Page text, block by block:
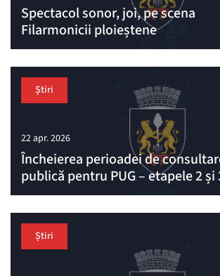
Spectacol sonor, joi, pe scena
Filarmonicii ploieștene
Știri
22 apr. 2026
Încheierea perioadei de
publică pentru PUG – etapele 2 și
Știri